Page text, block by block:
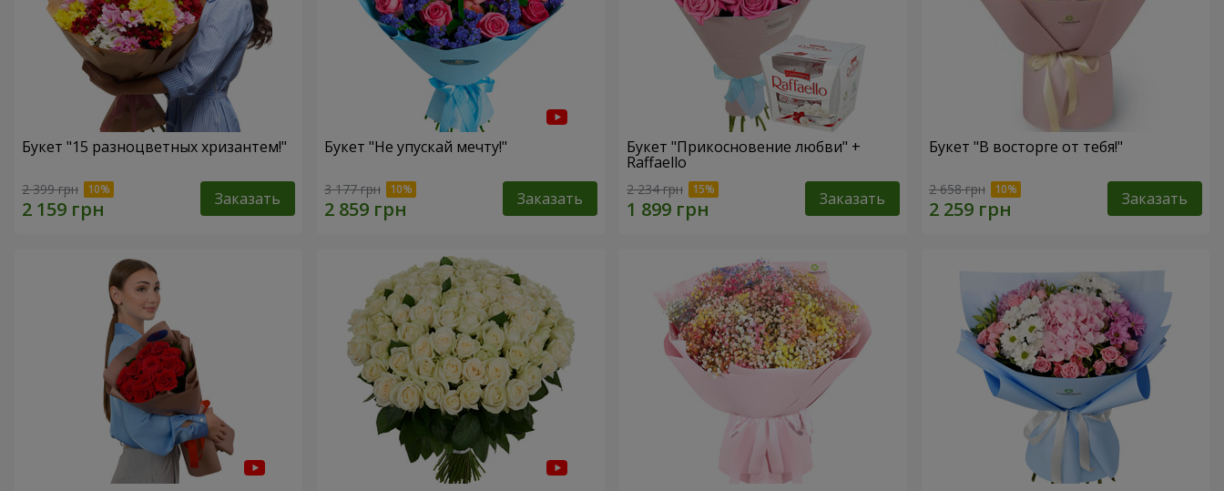
Букет "15 разноцветных хризантем!"
2 399 грн Заказать
Букет "Не упускай мечту!"
3 177 грн Заказать
Букет "Прикосновение любви" +
Raffaello
2 234 грн Заказать
Букет "В восторге от тебя!"
2 658 грн Заказать